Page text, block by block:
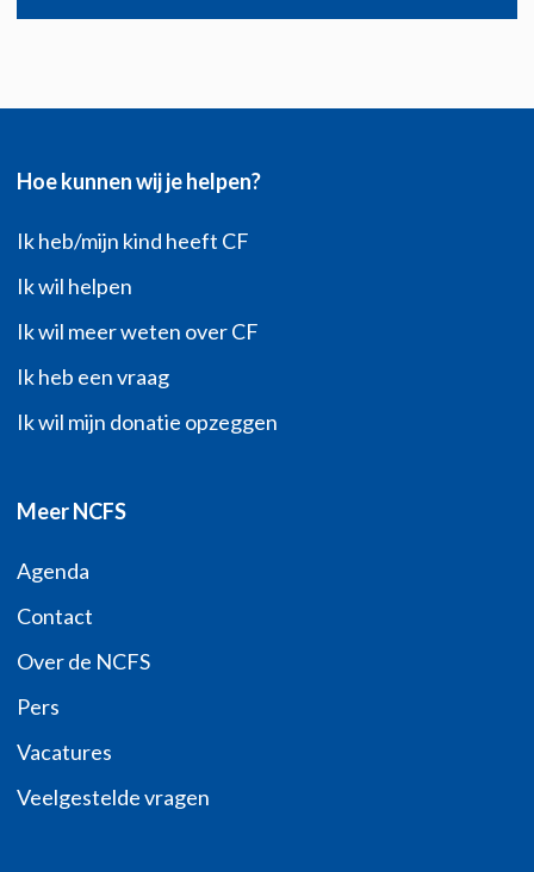
Hoe kunnen wij je helpen?
Ik heb/mijn kind heeft CF
Ik wil helpen
Ik wil meer weten over CF
Ik heb een vraag
Ik wil mijn donatie opzeggen
Meer NCFS
Agenda
Contact
Over de NCFS
Pers
Vacatures
Veelgestelde vragen